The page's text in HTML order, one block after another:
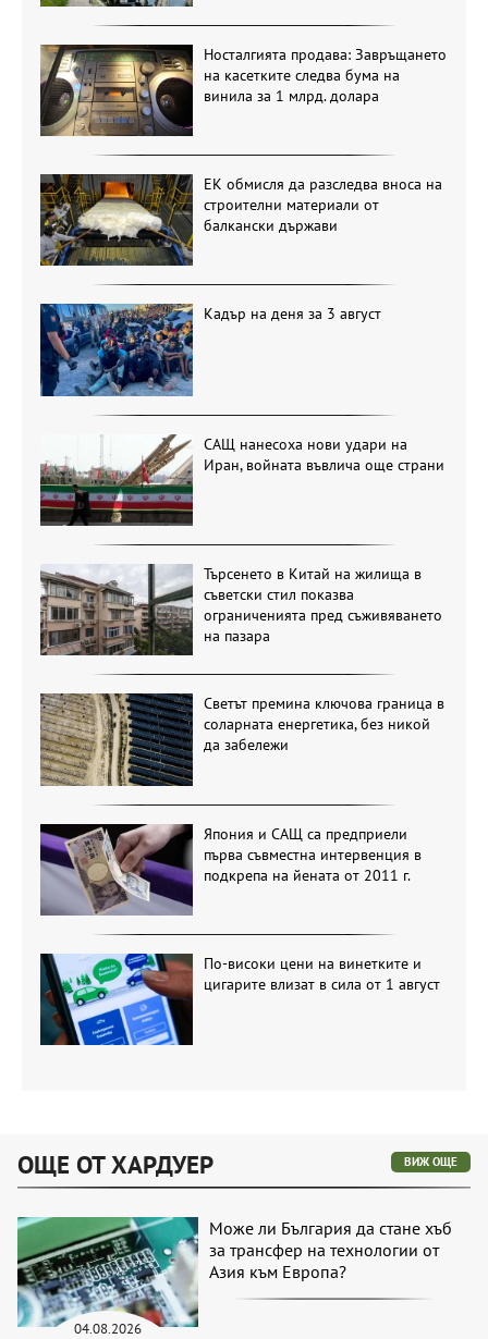
Носталгията продава: Завръщането
на касетките следва бума на
винила за 1 млрд. долара
ЕК обмисля да разследва вноса на
строителни материали от
балкански държави
Кадър на деня за 3 август
САЩ нанесоха нови удари на
Иран, войната въвлича още страни
Търсенето в Китай на жилища в
съветски стил показва
ограниченията пред съживяването
на пазара
Светът премина ключова граница в
соларната енергетика, без никой
да забележи
Япония и САЩ са предприели
първа съвместна интервенция в
подкрепа на йената от 2011 г.
По-високи цени на винетките и
цигарите влизат в сила от 1 август
ОЩЕ ОТ ХАРДУЕР ВИЖ ОЩЕ
04.08.2026
Може ли България да стане хъб
за трансфер на технологии от
Азия към Европа?